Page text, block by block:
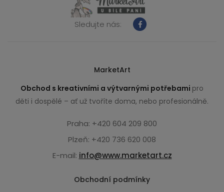
Sledujte nás:
MarketArt
Obchod s kreativními a výtvarnými potřebami pro
děti i dospělé – ať už tvoříte doma, nebo profesionálně.
Praha: +420 604 209 800
Plzeň: +420 736 620 008
E-mail: info@www.marketart.cz
Obchodní podmínky